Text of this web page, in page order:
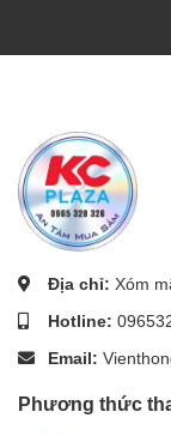
Địa chỉ: Xóm
Hotline:
Email:
Phương thức